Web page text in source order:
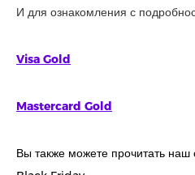
И для ознакомления с
Visa Gold
Mastercard Gold
Вы также можете прочитать наш